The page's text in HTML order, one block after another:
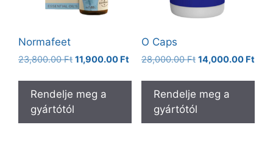
Normafeet
23,800.00Ft Original
was:
23,800.00 Ft.
11,900.00 Ft Current
is:
11,900.00 Ft.
Rendelje meg a
gyártótól
O Caps
28,000.00Ft Original
was:
28,000.00 Ft.
14,000.00 Ft
is:
Rendelje meg a
gyártótól